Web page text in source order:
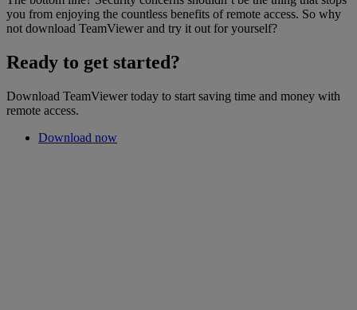
you from enjoying the countless benefits of remote access. So why
not download TeamViewer and try it out for yourself?
Ready to get started?
Download TeamViewer today to start saving time and money with
remote access.
Download now